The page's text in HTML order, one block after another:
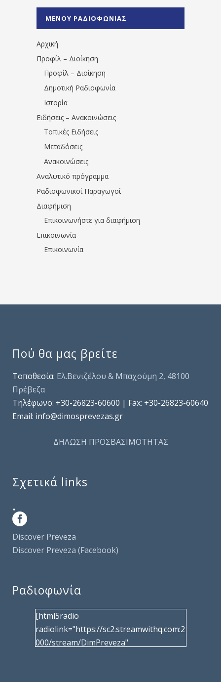
1531194763766854/" artist="" ]
ΜΕΝΟΥ ΡΑΔΙΟΦΩΝΙΑΣ
Αρχική
Προφίλ – Διοίκηση
Προφίλ – Διοίκηση
Δημοτική Ραδιοφωνία
Ιστορία
Ειδήσεις – Ανακοινώσεις
Τοπικές Ειδήσεις
Μεταδόσεις
Ανακοινώσεις
Αναλυτικό πρόγραμμα
Ραδιοφωνικοί Παραγωγοί
Διαφήμιση
Επικοινωνήστε για διαφήμιση
Επικοινωνία
Επικοινωνία
Πού θα μας βρείτε
Τοποθεσία: Ελ.Βενιζέλου & Μπαχούμη 2, 48100
Πρέβεζα
Τηλέφωνo: +30-26823-60600 | Fax: +30-26823-60640
Email: info@dimosprevezas.gr
ΔΗΛΩΣΗ ΠΡΟΣΒΑΣΙΜΟΤΗΤΑΣ
Σχετικά links
.
Discover Preveza
Discover Preveza (Facebook)
Ραδιοφωνία
[html5radio
radiolink="https://sc2.streamwithq.com:2
000/stream/DimPreveza"